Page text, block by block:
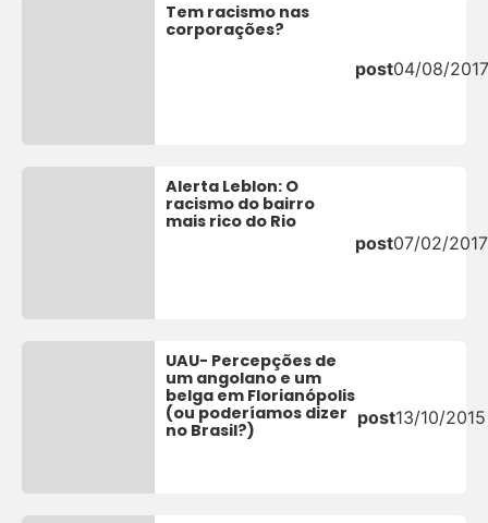
Tem racismo nas
corporações?
post04/08/2017
Alerta Leblon: O
racismo do bairro
mais rico do Rio
post07/02/2017
UAU- Percepções de
um angolano e um
belga em Florianópolis
(ou poderíamos dizer
no Brasil?)
post13/10/2015